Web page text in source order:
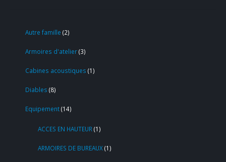
Autre famille 2
Armoires d'atelier 3
Cabines acoustiques 1
Diables 8
Equipement 14
ACCES EN HAUTEUR 1
ARMOIRES DE BUREAUX 1